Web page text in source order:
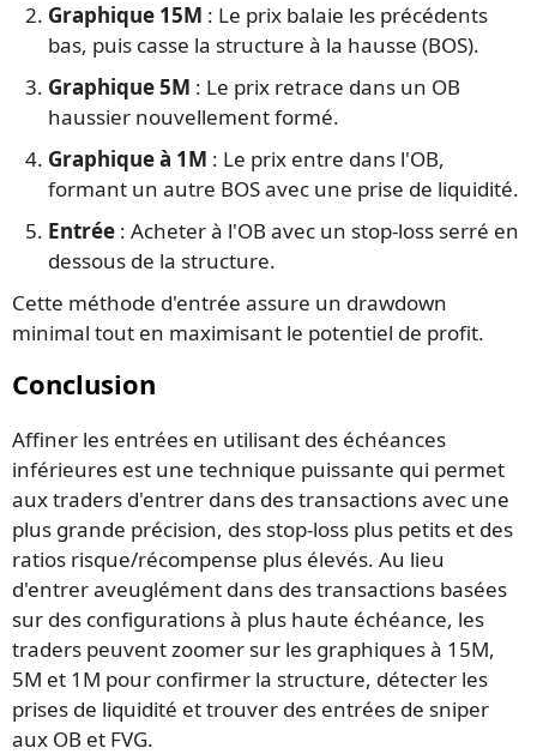
Graphique 15M : Le prix balaie les précédents
bas, puis casse la structure à la hausse (BOS).
Graphique 5M : Le prix retrace dans un OB
haussier nouvellement formé.
Graphique à 1M : Le prix entre dans l'OB,
formant un autre BOS avec une prise de liquidité.
Entrée : Acheter à l'OB avec un stop-loss serré en
dessous de la structure.
Cette méthode d'entrée assure un drawdown
minimal tout en maximisant le potentiel de profit.
Conclusion
Affiner les entrées en utilisant des échéances
inférieures est une technique puissante qui permet
aux traders d'entrer dans des transactions avec une
plus grande précision, des stop-loss plus petits et des
ratios risque/récompense plus élevés. Au lieu
d'entrer aveuglément dans des transactions basées
sur des configurations à plus haute échéance, les
traders peuvent zoomer sur les graphiques à 15M,
5M et 1M pour confirmer la structure, détecter les
prises de liquidité et trouver des entrées de sniper
aux OB et FVG.